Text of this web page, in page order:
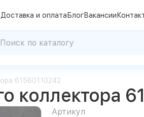
Доставка и оплата БлогВакансии
61560110242
коллектора
Артикул